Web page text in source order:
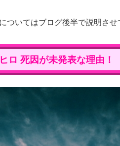
ついてはブログ後半で説明させ
ロ 死因が未発表な理由！